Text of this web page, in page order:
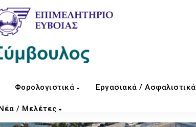
Φορολογιστικά Εργασιακά / Ασφαλιστικά
Νέα / Μελέτες